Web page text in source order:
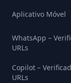
Aplicativo Móvel
WhatsApp –
URLs
Copilot –
URLs